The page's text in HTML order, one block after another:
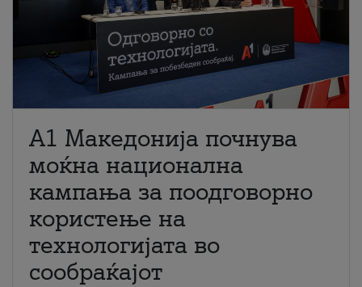
A1 Македонија почнува
моќна национална
кампања за поодговорно
користење на
технологијата во
сообраќајот